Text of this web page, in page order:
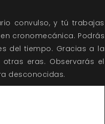
convulso, y tú trabajas
cronomecánica. Podrás
del tiempo. Gracias a la
eras. Observarás el
desconocidas.